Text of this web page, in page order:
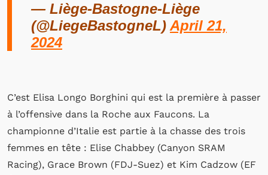
— Liège-Bastogne-Liège
(@LiegeBastogneL) April 21,
2024
C’est Elisa Longo Borghini qui est la première à passer
à l’offensive dans la Roche aux Faucons. La
championne d’Italie est partie à la chasse des trois
femmes en tête : Elise Chabbey (Canyon SRAM
Racing), Grace Brown (FDJ-Suez) et Kim Cadzow (EF